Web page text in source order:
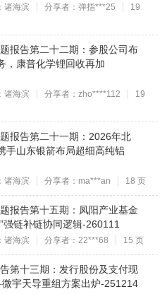
诸海滨 分享者：弹指***25
19
报告第二十二期：参股公司布
，康普化学锂回收再加
诸海滨 分享者：zho****112
19
报告第二十一期：2026年北
手山东银箭布局超细高纯铝
诸海滨 分享者：ma***an 18 页
报告第十五期：凤阳产业基金
强链补链协同逻辑-260111
诸海滨 分享者：22***68 15 页
第十三期：发行股份及支付现
宇天导重组方案出炉-251214